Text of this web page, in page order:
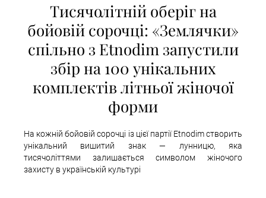
Тисячолітній оберіг на
бойовій сорочці: «Землячки»
спільно з Etnodim запустили
збір на 100 унікальних
комплектів літньої жіночої
форми
На кожній бойовій сорочці із цієї партії Etnodim створить
унікальний вишитий знак — лунницю, яка
тисячоліттями залишається символом жіночого
захисту в українській культурі